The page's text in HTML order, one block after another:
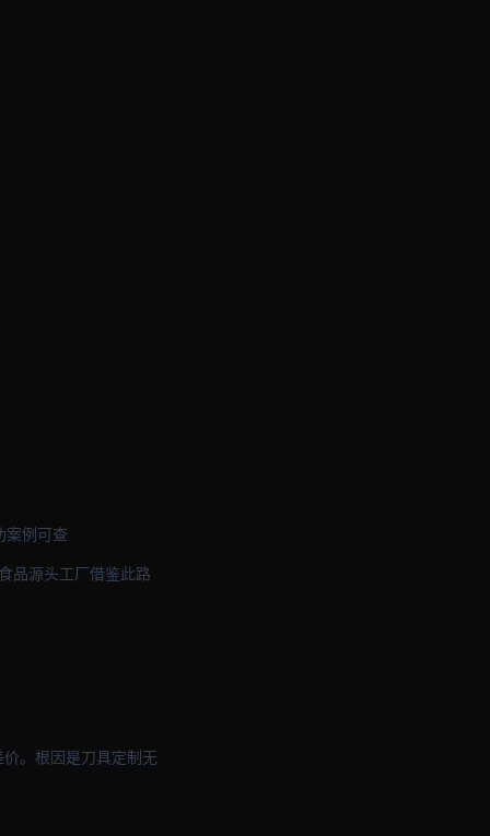
案例可查
品源头工厂借鉴此路
。根因是刀具定制无